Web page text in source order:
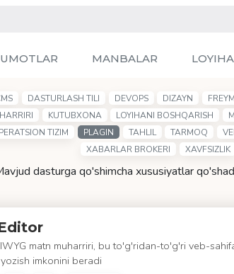
MANBALAR
DASTURLASH TILI DEVOPS DIZAYN
KUTUBXONA LOYIHANI BOSHQARISH
TIZIM
PLAGIN TAHLIL TARMOQ
XABARLAR BROKERI
XAVFSIZLIK
dasturga qo'shimcha xususiyatlar
matn muharriri, bu to'g'ridan-to'g'ri veb-
imkonini beradi